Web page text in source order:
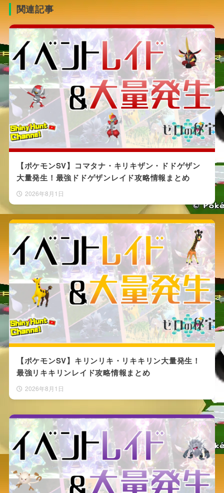
関連記事
【ポケモンSV】コマタナ・キリキザン・ドドゲザン
大量発生！最強ドドゲザンレイド攻略情報まとめ
2026年8月1日
【ポケモンSV】キリンリキ・リキキリン大量発生！
最強リキキリンレイド攻略情報まとめ
2026年8月1日